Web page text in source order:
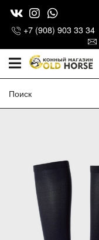
+7 (908) 903 33 34